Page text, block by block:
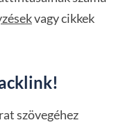
vagy cikkek
szövegéhez